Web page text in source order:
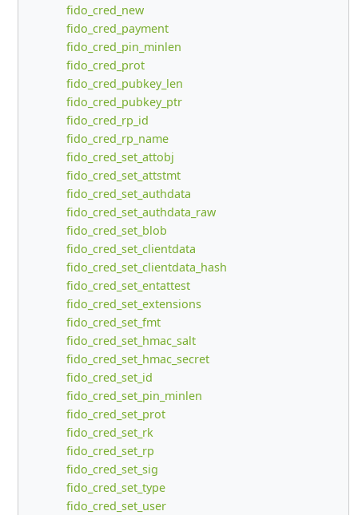
fido_cred_new
fido_cred_payment
fido_cred_pin_minlen
fido_cred_prot
fido_cred_pubkey_len
fido_cred_pubkey_ptr
fido_cred_rp_id
fido_cred_rp_name
fido_cred_set_attobj
fido_cred_set_attstmt
fido_cred_set_authdata
fido_cred_set_authdata_raw
fido_cred_set_blob
fido_cred_set_clientdata
fido_cred_set_clientdata_hash
fido_cred_set_entattest
fido_cred_set_extensions
fido_cred_set_fmt
fido_cred_set_hmac_salt
fido_cred_set_hmac_secret
fido_cred_set_id
fido_cred_set_pin_minlen
fido_cred_set_prot
fido_cred_set_rk
fido_cred_set_rp
fido_cred_set_sig
fido_cred_set_type
fido_cred_set_user